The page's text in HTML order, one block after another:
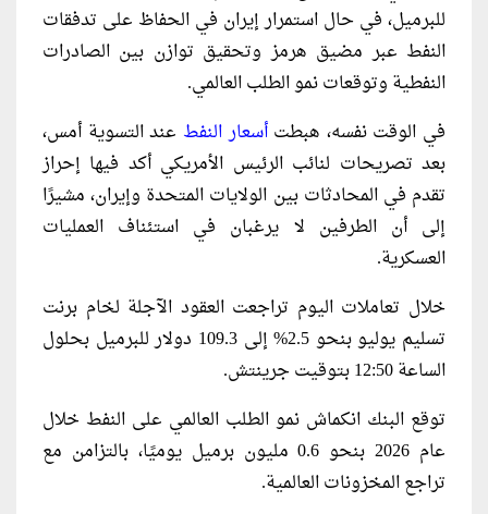
للبرميل، في حال استمرار إيران في الحفاظ على تدفقات
النفط عبر مضيق هرمز وتحقيق توازن بين الصادرات
النفطية وتوقعات نمو الطلب العالمي.
في الوقت نفسه، هبطتأسعار النفط عند التسوية أمس،
بعد تصريحات لنائب الرئيس الأمريكي أكد فيها إحراز
تقدم في المحادثات بين الولايات المتحدة وإيران، مشيرًا
إلى أن الطرفين لا يرغبان في استئناف العمليات
العسكرية.
خلال تعاملات اليوم تراجعت العقود الآجلة لخام برنت
تسليم يوليو بنحو 2.5% إلى 109.3 دولار للبرميل بحلول
الساعة 12:50 بتوقيت جرينتش.
توقع البنك انكماش نمو الطلب العالمي على النفط خلال
عام 2026 بنحو 0.6 مليون برميل يوميًا، بالتزامن مع
تراجع المخزونات العالمية.